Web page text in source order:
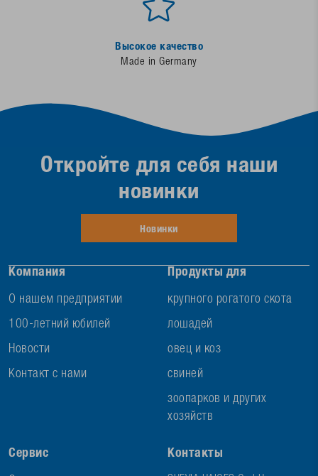
Высокое качество
Made in Germany
Компания
О нашем предприятии
100-летний юбилей
Новости
Контакт с нами
Продукты для
крупного рогатого скота
лошадей
овец и коз
свиней
зоопарков и других
хозяйств
Сервис Контакты
Откройте для себя наши
новинки
Новинки